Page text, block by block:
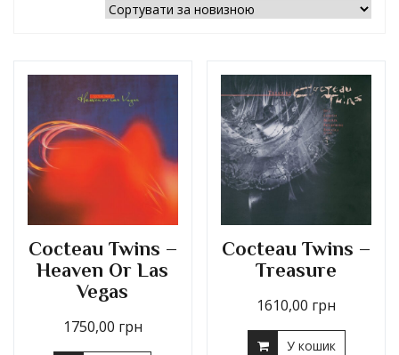
Cocteau Twins –
Heaven Or Las
Vegas
1750,00 грн
Cocteau Twins –
Treasure
1610,00 грн
У кошик